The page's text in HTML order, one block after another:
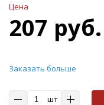
Цена
207 руб.
Заказать больше
шт